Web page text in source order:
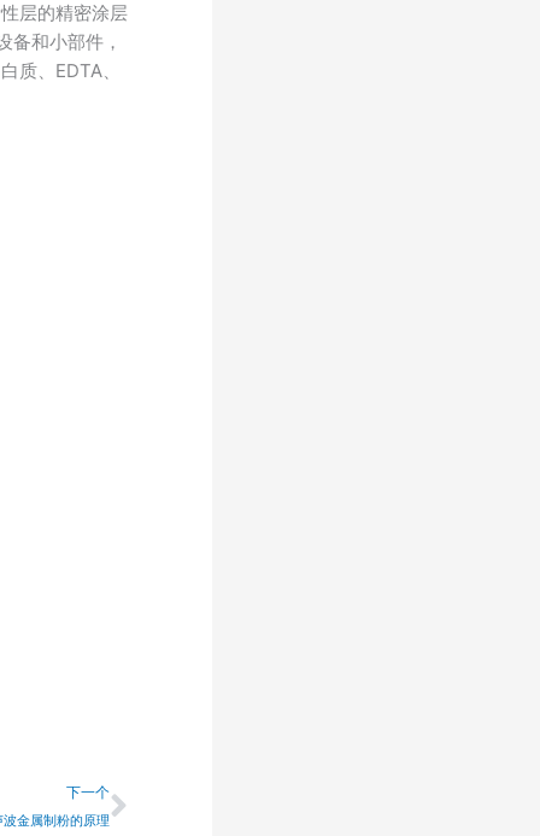
层的精密涂层
备和小部件，
质、EDTA、
下一个
波金属制粉的原理
下一个